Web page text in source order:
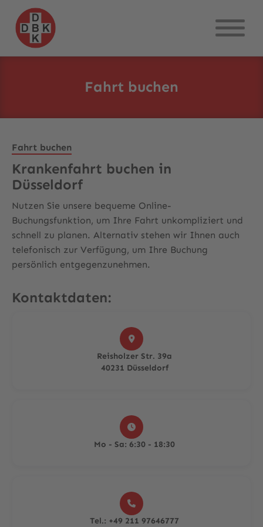
Fahrt buchen
Fahrt buchen
Krankenfahrt buchen in
Düsseldorf
Nutzen Sie unsere bequeme Online-
Buchungsfunktion, um Ihre Fahrt unkompliziert und
schnell zu planen. Alternativ stehen wir Ihnen auch
telefonisch zur Verfügung, um Ihre Buchung
persönlich entgegenzunehmen.
Kontaktdaten:

Reisholzer Str. 39a
40231 Düsseldorf

Mo - Sa: 6:30 - 18:30

Tel.: +49 211 97646777